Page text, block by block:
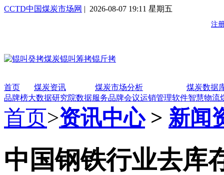
CCTD中国煤炭市场网 | 2026-08-07 19:11 星期五
首页 煤炭资讯 煤炭市场分析
煤炭数据
品牌榜大数据研究院数据服务品牌会议运销管理软件智慧物流
首页>资讯中心> 新闻
中国钢铁行业去库